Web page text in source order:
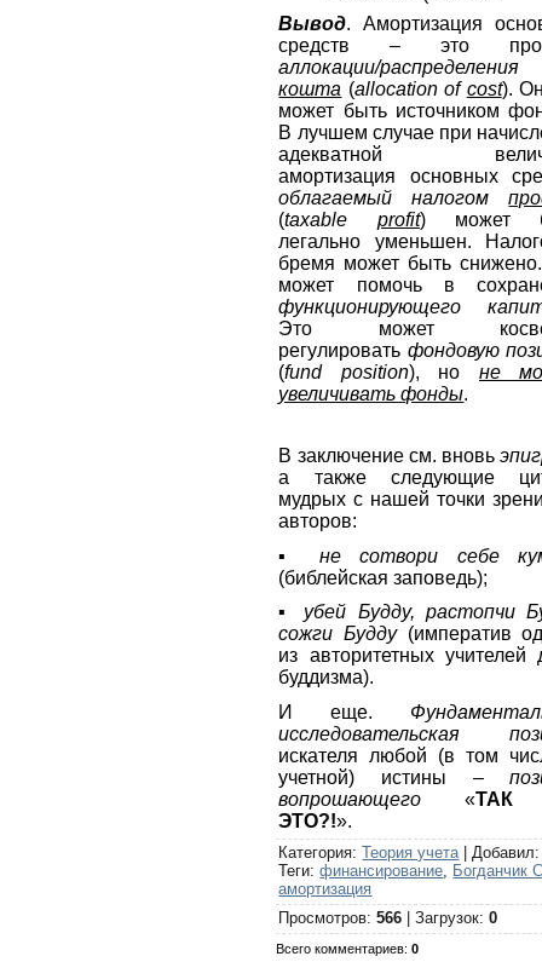
Вывод. Амортизация
средств – это
аллокации/распределения
кошта (allocation of cost).
может быть источником
В лучшем случае при
адекватной
амортизация основных
облагаемый налогом
(taxable profit) может
легально уменьшен.
бремя может быть
может помочь в
функционирующего
Это может
регулировать фондовую
(fund position), но не
увеличивать фонды.
В заключение см. вновь
а также следующие
мудрых с нашей точки
авторов:
▪ не сотвори себе
(библейская заповедь);
▪ убей Будду, растопчи
сожги Будду (императив
из авторитетных учителей
буддизма).
И еще.
исследовательская
искателя любой (в том
учетной) истины –
вопрошающего «ТАК
ЭТО?!».
Категория:Теория учета|Добавил
Теги:финансирование, Богданчик
амортизация
Просмотров:566 |Загрузок:0
Всего комментариев:0